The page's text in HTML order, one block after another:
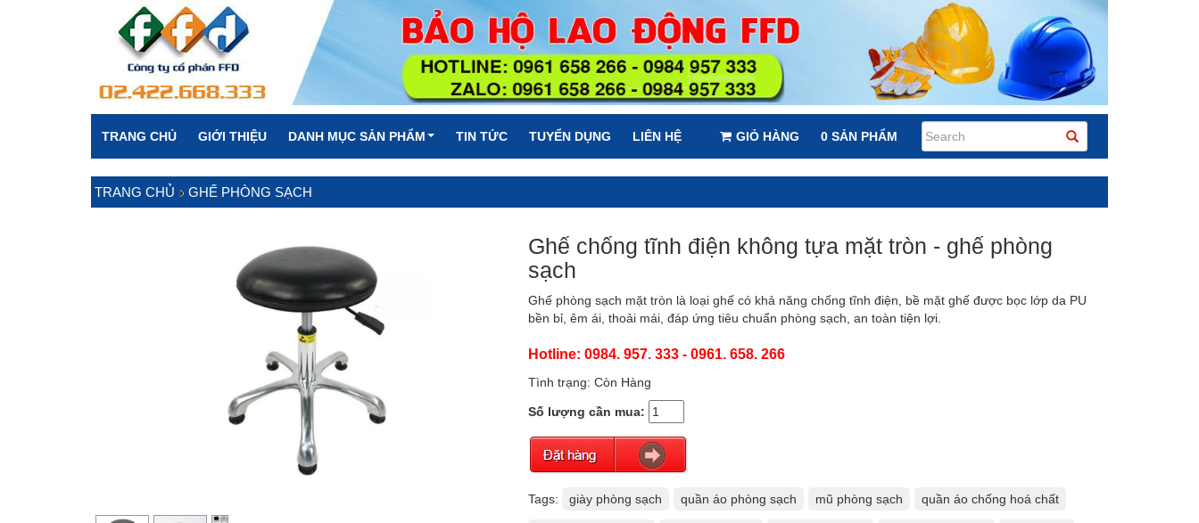
TRANG CHỦ GIỚI THIỆU DANH MỤC SẢN PHẨM TIN TỨC TUYỂN DỤNG LIÊN HỆ GIỎ HÀNG 0 SẢN PHẨM
TRANG CHỦ GHẾ PHÒNG SẠCH
Ghế chống tĩnh điện không tựa mặt tròn - ghế phòng
sạch
Ghế phòng sạch mặt tròn là loại ghế có khả năng chống tĩnh điện, bề mặt ghế được bọc lớp da PU
bền bỉ, êm ái, thoải mái, đáp ứng tiêu chuẩn phòng sạch, an toàn tiện lợi.
Hotline: 0984. 957. 333 - 0961. 658. 266
Tình trạng: Còn Hàng
Số lượng cần mua:
Tags: giày phòng sạch quần áo phòng sạch mũ phòng sạch quần áo chống hoá chất